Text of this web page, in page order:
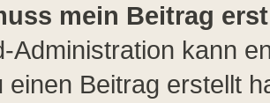
mein Beitrag
Administration kann
einen Beitrag erstellt